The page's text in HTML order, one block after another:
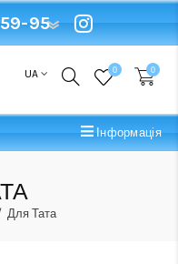
95
UA 0 0
Інформація
Для Тата